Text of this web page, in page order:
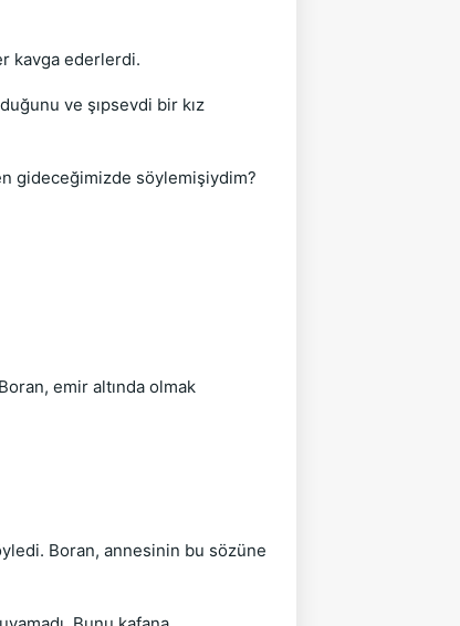
kavga ederlerdi.
ve şıpsevdi bir kız
gideceğimizde söylemişiydim?
emir altında olmak
Boran, annesinin bu sözüne